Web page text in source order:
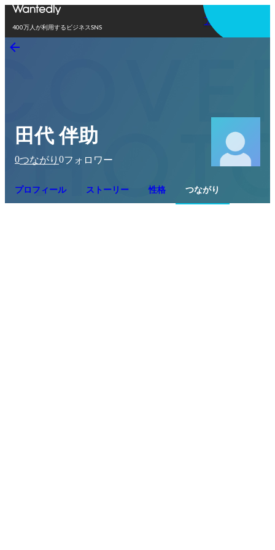
400万人が利用するビジネスSNS
アプリを使う
田代 伴助
0つながり 0フォロワー
プロフィール ストーリー 性格 つながり